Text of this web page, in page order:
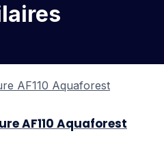
AF110 Aquaforest